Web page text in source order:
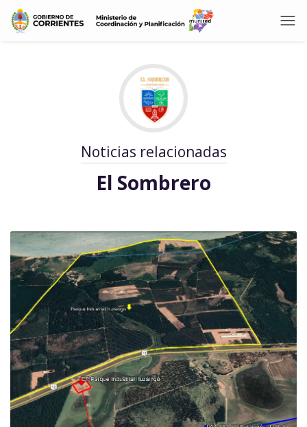
Noticias relacionadas
El Sombrero